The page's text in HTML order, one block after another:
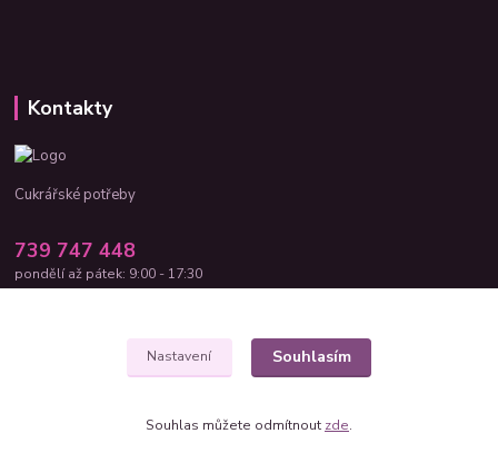
Kontakty
Cukrářské potřeby
739 747 448
pondělí až pátek: 9:00 - 17:30
Nastavení Souhlasím
Souhlas můžete odmítnout zde.